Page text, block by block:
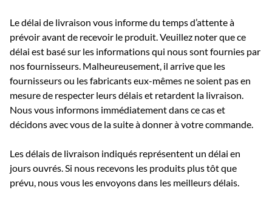
Le délai de livraison vous informe du temps d’attente à
prévoir avant de recevoir le produit. Veuillez noter que ce
délai est basé sur les informations qui nous sont fournies par
nos fournisseurs. Malheureusement, il arrive que les
fournisseurs ou les fabricants eux-mêmes ne soient pas en
mesure de respecter leurs délais et retardent la livraison.
Nous vous informons immédiatement dans ce cas et
décidons avec vous de la suite à donner à votre commande.
Les délais de livraison indiqués représentent un délai en
jours ouvrés. Si nous recevons les produits plus tôt que
prévu, nous vous les envoyons dans les meilleurs délais.